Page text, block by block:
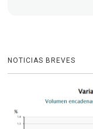
NOTICIAS BREVES